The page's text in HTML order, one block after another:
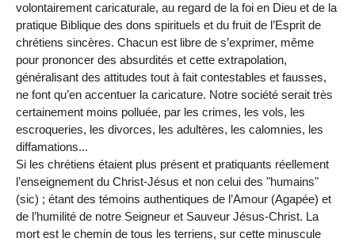
volontairement caricaturale, au regard de la foi en Dieu et de la
pratique Biblique des dons spirituels et du fruit de l’Esprit de
chrétiens sincères. Chacun est libre de s’exprimer, même
pour prononcer des absurdités et cette extrapolation,
généralisant des attitudes tout à fait contestables et fausses,
ne font qu’en accentuer la caricature. Notre société serait très
certainement moins polluée, par les crimes, les vols, les
escroqueries, les divorces, les adultères, les calomnies, les
diffamations...
Si les chrétiens étaient plus présent et pratiquants réellement
l’enseignement du Christ-Jésus et non celui des "humains"
(sic) ; étant des témoins authentiques de l’Amour (Agapée) et
de l’humilité de notre Seigneur et Sauveur Jésus-Christ. La
mort est le chemin de tous les terriens, sur cette minuscule